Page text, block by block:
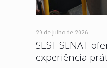
29 de julho de 2026
SEST SENAT
experiência